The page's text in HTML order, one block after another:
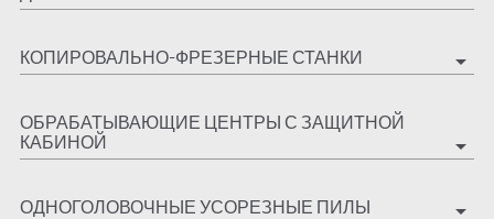
КОПИРОВАЛЬНО-ФРЕЗЕРНЫЕ СТАНКИ arrow_drop_down
ОБРАБАТЫВАЮЩИЕ ЦЕНТРЫ С ЗАЩИТНОЙ
КАБИНОЙ
arrow_drop_down
ОДНОГОЛОВОЧНЫЕ УСОРЕЗНЫЕ ПИЛЫ arrow_drop_down